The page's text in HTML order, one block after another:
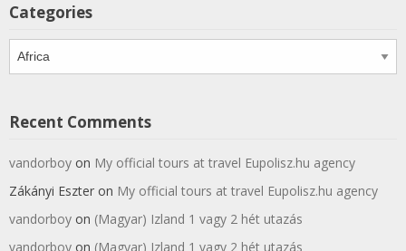
Categories
Recent Comments
vandorboy on My official tours at travel Eupolisz.hu agency
Zákányi Eszter on My official tours at travel Eupolisz.hu agency
vandorboy on (Magyar) Izland 1 vagy 2 hét utazás
vandorboy on (Magyar) Izland 1 vagy 2 hét utazás